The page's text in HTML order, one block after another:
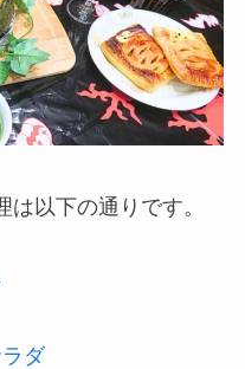
以下の通りです。
ダ